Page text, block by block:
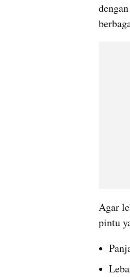
Agar
pintu